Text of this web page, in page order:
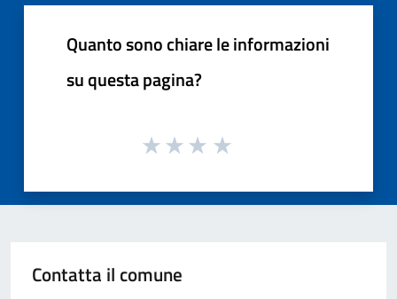
Quanto sono chiare le informazioni
su questa pagina?
Contatta il comune